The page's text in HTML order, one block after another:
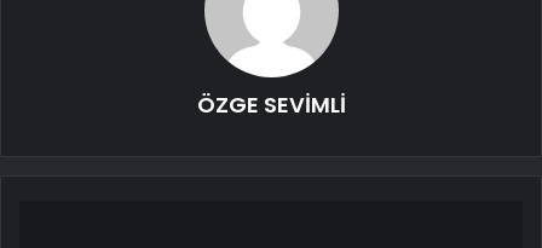
ÖZGE SEVİMLİ